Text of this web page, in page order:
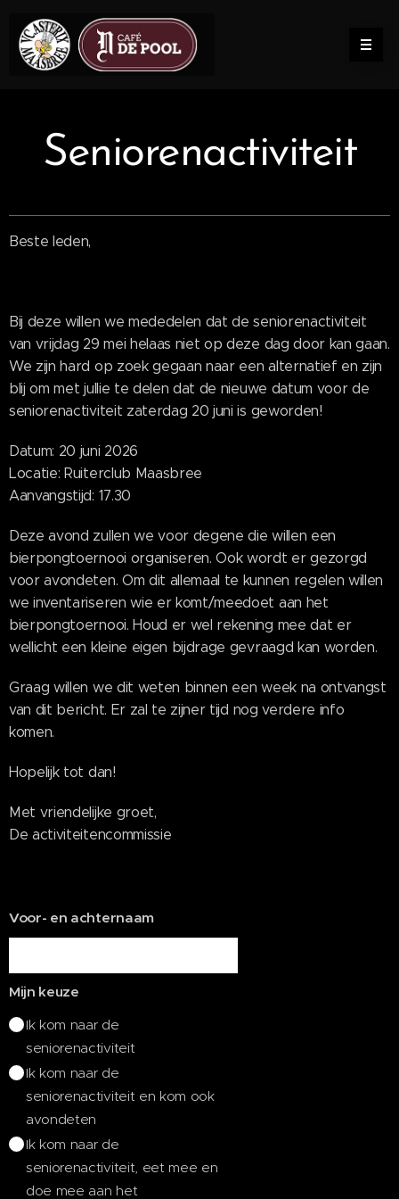
Seniorenactiviteit
Beste leden,
Bij deze willen we mededelen dat de seniorenactiviteit
van vrijdag 29 mei helaas niet op deze dag door kan gaan.
We zijn hard op zoek gegaan naar een alternatief en zijn
blij om met jullie te delen dat de nieuwe datum voor de
seniorenactiviteit zaterdag 20 juni is geworden!
Datum: 20 juni 2026
Locatie: Ruiterclub Maasbree
Aanvangstijd: 17.30
Deze avond zullen we voor degene die willen een
bierpongtoernooi organiseren. Ook wordt er gezorgd
voor avondeten. Om dit allemaal te kunnen regelen willen
we inventariseren wie er komt/meedoet aan het
bierpongtoernooi. Houd er wel rekening mee dat er
wellicht een kleine eigen bijdrage gevraagd kan worden.
Graag willen we dit weten binnen een week na ontvangst
van dit bericht. Er zal te zijner tijd nog verdere info
komen.
Hopelijk tot dan!
Met vriendelijke groet,
De activiteitencommissie
Voor- en achternaam
Mijn keuze
Ik kom naar de
seniorenactiviteit
Ik kom naar de
seniorenactiviteit en kom ook
avondeten
Ik kom naar de
seniorenactiviteit, eet mee en
doe mee aan het